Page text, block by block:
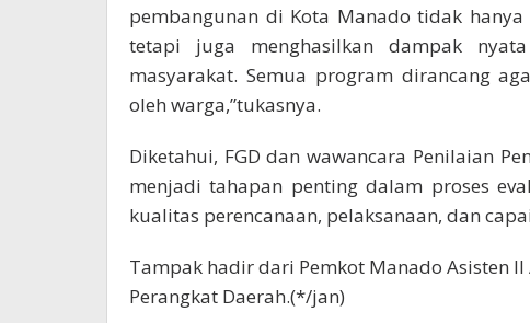
pembangunan di Kota Manado tidak
tetapi juga menghasilkan dampak
masyarakat. Semua program dirancang
oleh warga,”tukasnya.
Diketahui, FGD dan wawancara Penilaian
menjadi tahapan penting dalam proses
kualitas perencanaan, pelaksanaan, dan
Tampak hadir dari Pemkot Manado Asisten
Perangkat Daerah.(*/jan)